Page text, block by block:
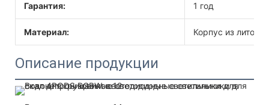
Гарантия: 1 год
Материал: Корпус из
Описание продукции